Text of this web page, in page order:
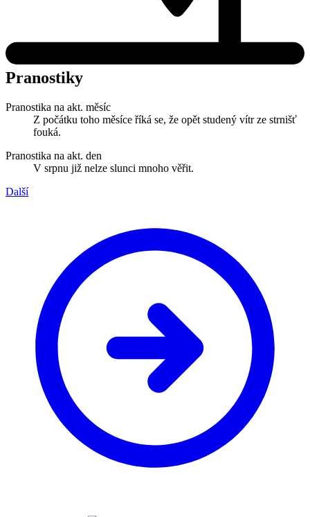
Pranostiky
Pranostika na akt. měsíc
Z počátku toho měsíce říká se, že opět studený vítr ze strnišť
fouká.
Pranostika na akt. den
V srpnu již nelze slunci mnoho věřit.
Další